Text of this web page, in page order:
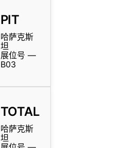
PIT
哈萨克斯
坦
展位号 —
B03
TOTAL
哈萨克斯
坦